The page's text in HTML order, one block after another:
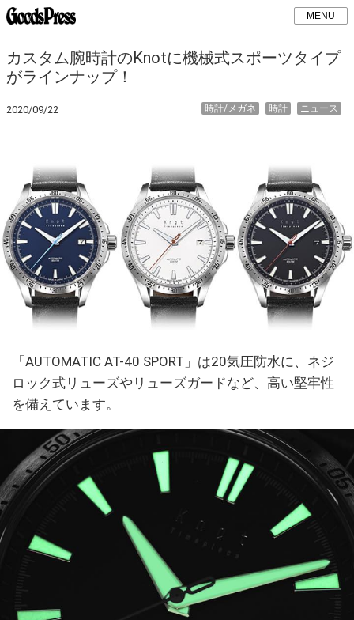
MENU
カスタム腕時計のKnotに機械式スポーツタイプ
がラインナップ！
2020/09/22 ニュース
時計
時計/メガネ
「AUTOMATIC AT-40 SPORT」は20気圧防水に、ネジ
ロック式リューズやリューズガードなど、高い堅牢性
を備えています。